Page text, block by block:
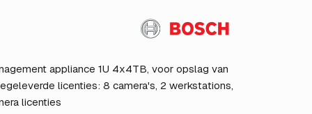
appliance 1U 4x4TB, voor opslag van
licenties: 8 camera's, 2 werkstations,
licenties